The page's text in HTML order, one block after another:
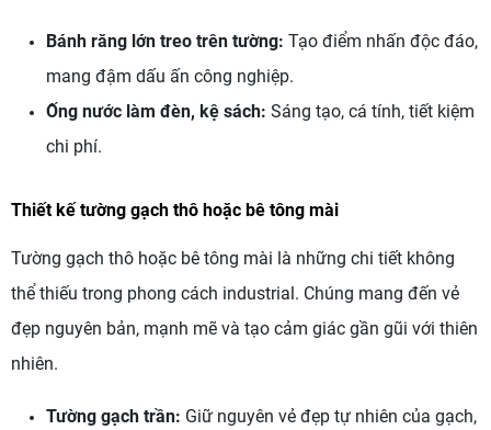
Bánh răng lớn treo trên tường: Tạo điểm nhấn độc đáo,
mang đậm dấu ấn công nghiệp.
Ống nước làm đèn, kệ sách: Sáng tạo, cá tính, tiết kiệm
chi phí.
Thiết kế tường gạch thô hoặc bê tông mài
Tường gạch thô hoặc bê tông mài là những chi tiết không
thể thiếu trong phong cách industrial. Chúng mang đến vẻ
đẹp nguyên bản, mạnh mẽ và tạo cảm giác gần gũi với thiên
nhiên.
Tường gạch trần: Giữ nguyên vẻ đẹp tự nhiên của gạch,